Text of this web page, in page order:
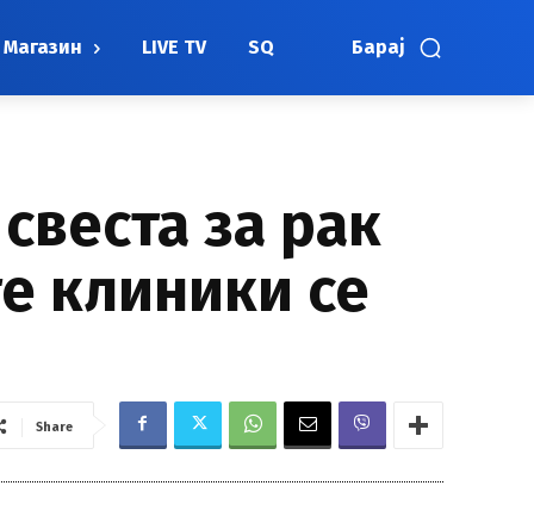
Барај
Магазин LIVE TV SQ
за рак
клиники се
Share